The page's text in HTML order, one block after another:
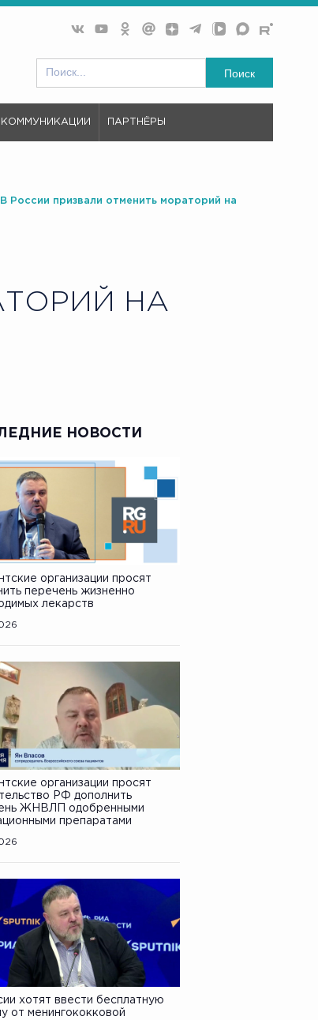
Поиск
КОММУНИКАЦИИ ПАРТНЁРЫ
В России призвали отменить мораторий на
НА
НОВОСТИ
организации просят
перечень жизненно
лекарств
организации просят
РФ дополнить
ЖНВЛП одобренными
препаратами
хотят ввести бесплатную
от менингококковой